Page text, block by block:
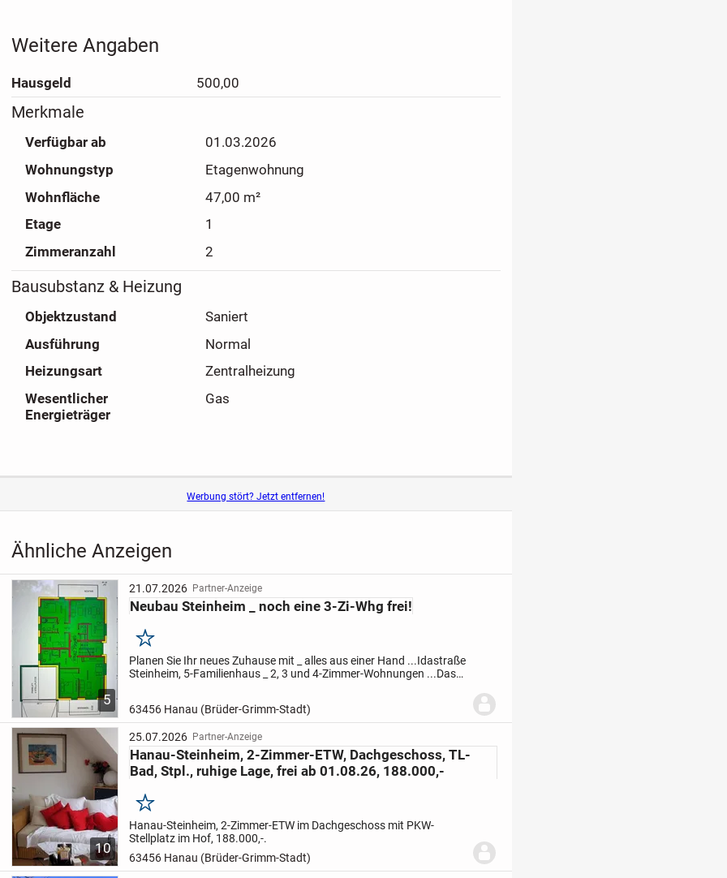
Weitere Angaben
Hausgeld 500,00
Merkmale
Verfügbar ab
01.03.2026
Wohnungstyp
Etagenwohnung
Wohnfläche
47,00 m²
Etage
1
Zimmeranzahl
2
Bausubstanz & Heizung
Objektzustand
Saniert
Ausführung
Normal
Heizungsart
Zentralheizung
Wesentlicher
Energieträger
Gas
Werbung stört? Jetzt entfernen!
Ähnliche Anzeigen
5
21.07.2026 Partner-Anzeige
Neubau Steinheim _ noch eine 3-Zi-Whg frei!
Merken
Planen Sie Ihr neues Zuhause mit _ alles aus einer Hand ...Idastraße
Steinheim, 5-Familienhaus _ 2, 3 und 4-Zimmer-Wohnungen ...Das
63456 Hanau (Brüder-Grimm-Stadt)
10
25.07.2026 Partner-Anzeige
Hanau-Steinheim, 2-Zimmer-ETW, Dachgeschoss, TL-
Bad, Stpl., ruhige Lage, frei ab 01.08.26, 188.000,-
Merken
Hanau-Steinheim, 2-Zimmer-ETW im Dachgeschoss mit PKW-
Stellplatz im Hof, 188.000,-.
63456 Hanau (Brüder-Grimm-Stadt)